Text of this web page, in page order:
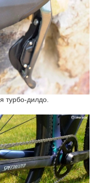
турбо-дилдо.